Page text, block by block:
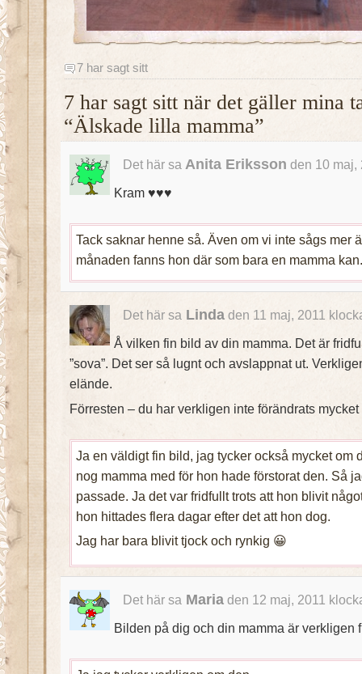
7 har sagt sitt
7 har sagt sitt när det gäller mina
“Älskade lilla mamma”
Det här saAnita Eriksson den 10 maj,
Kram ♥♥♥
Tack saknar henne så. Även om vi inte sågs mer
månaden fanns hon där som bara en mamma kan.
Det här sa Lindaden 11 maj, 2011
Å vilken fin bild av din mamma. Det är
”sova”. Det ser så lugnt och avslappnat ut.
elände.
Förresten – du har verkligen inte förändrats
Ja en väldigt fin bild, jag tycker också mycket om
nog mamma med för hon hade förstorat den. Så
passade. Ja det var fridfullt trots att hon blivit
hon hittades flera dagar efter det att hon dog.
Jag har bara blivit tjock och rynkig 😀
Det här sa Mariaden 12 maj, 2011
Bilden på dig och din mamma är verkligen